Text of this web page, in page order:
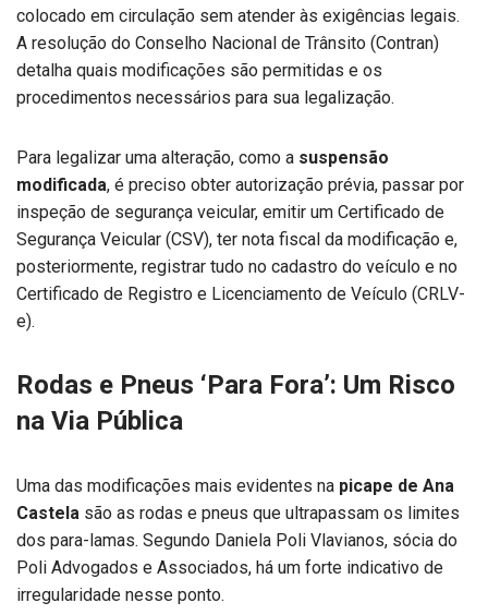
colocado em circulação sem atender às exigências legais.
A resolução do Conselho Nacional de Trânsito (Contran)
detalha quais modificações são permitidas e os
procedimentos necessários para sua legalização.
Para legalizar uma alteração, como a suspensão
modificada, é preciso obter autorização prévia, passar por
inspeção de segurança veicular, emitir um Certificado de
Segurança Veicular (CSV), ter nota fiscal da modificação e,
posteriormente, registrar tudo no cadastro do veículo e no
Certificado de Registro e Licenciamento de Veículo (CRLV-
e).
Rodas e Pneus ‘Para Fora’: Um Risco
na Via Pública
Uma das modificações mais evidentes na picape de Ana
Castela são as rodas e pneus que ultrapassam os limites
dos para-lamas. Segundo Daniela Poli Vlavianos, sócia do
Poli Advogados e Associados, há um forte indicativo de
irregularidade nesse ponto.